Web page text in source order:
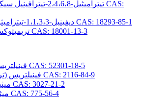
1،3-ديفينيل-1،1،3،3-تيتراميثوكسي ديسيلوكسان CAS: 18293-85-1
(4-فينيل فينيل) تريميثوكسيسيلان CAS: 18001-13-3
فينيلتريسيسوبروبينيلوكسيسيلان CAS: 52301-18-5
فينيلتريس (تريميثيلسيلوكسي) سيلان CAS: 2116-84-9
ميثيل فينيلديميثوكسيسيلان CAS: 3027-21-2
ميثيل فينيل ديثوكسيسيلان CAS: 775-56-4